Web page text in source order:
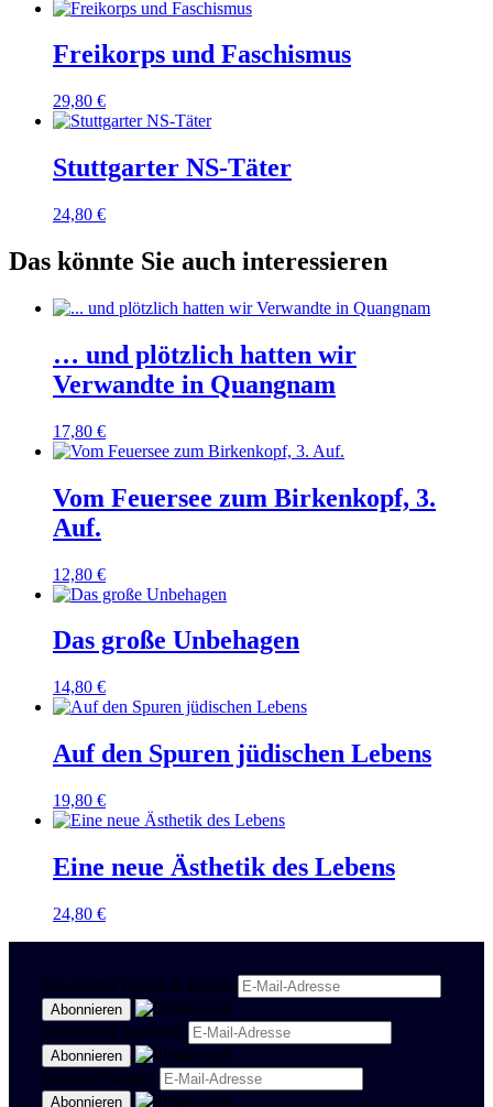
Freikorps und Faschismus
29,80 €
Stuttgarter NS-Täter
24,80 €
Das könnte Sie auch interessieren
… und plötzlich hatten wir
Verwandte in Quangnam
17,80 €
Vom Feuersee zum Birkenkopf, 3.
Auf.
12,80 €
Das große Unbehagen
14,80 €
Auf den Spuren jüdischen Lebens
19,80 €
Eine neue Ästhetik des Lebens
24,80 €
Newsletter Politik & Kultur
Newsletter Spanisch
Region Stuttgart